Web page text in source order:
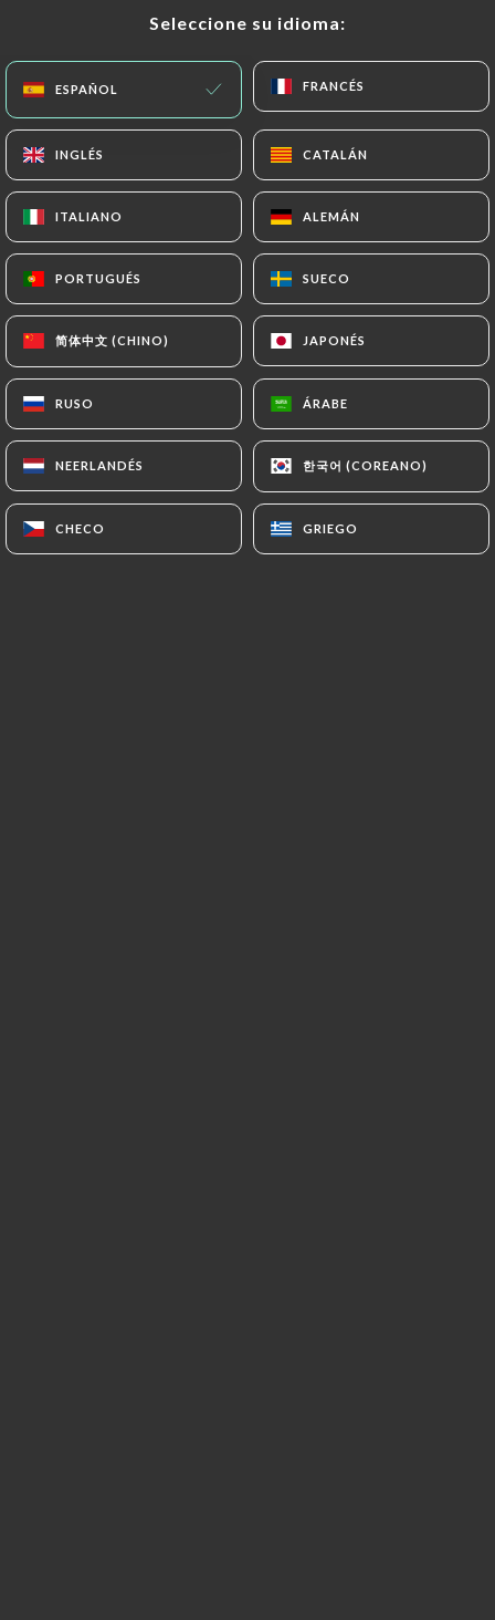
Seleccione su idioma:
ESPAÑOL FRANCÉS
INGLÉS CATALÁN
ITALIANO ALEMÁN
PORTUGUÉS SUECO
简体中文 (CHINO) JAPONÉS
RUSO ÁRABE
NEERLANDÉS 한국어 (COREANO)
CHECO GRIEGO
Seleccione su idioma:
ESPAÑOL FRANCÉS
INGLÉS CATALÁN
ITALIANO ALEMÁN
PORTUGUÉS SUECO
简体中文 (CHINO) JAPONÉS
RUSO ÁRABE
NEERLANDÉS 한국어 (COREANO)
CHECO GRIEGO